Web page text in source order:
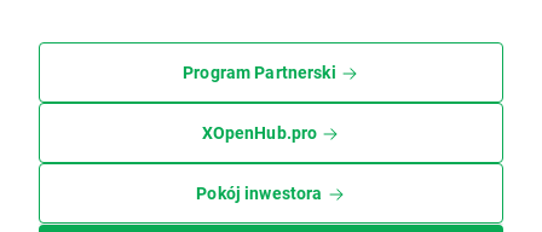
Program Partnerski
XOpenHub.pro
Pokój inwestora